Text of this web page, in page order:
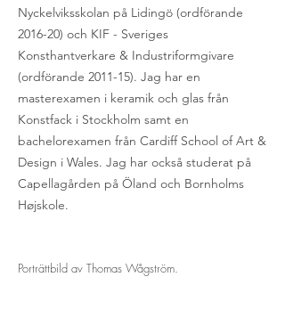
Nyckelviksskolan på Lidingö (ordförande
2016-20) och KIF - Sveriges
Konsthantverkare & Industriformgivare
(ordförande 2011-15). Jag har en
masterexamen i keramik och glas från
Konstfack i Stockholm samt en
bachelorexamen från Cardiff School of Art &
Design i Wales. Jag har också studerat på
Capellagården på Öland och Bornholms
Højskole.
Porträttbild av Thomas Wågström.